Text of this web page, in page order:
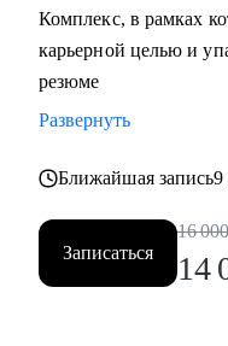
Комплекс, в рамках
карьерной целью и
резюме
Развернуть
Ближайшая запись9
Записаться
16 000
14